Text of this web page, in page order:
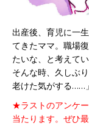
出産後、育児に一
てきたママ。職場
たいな、と考えて
そんな時、久しぶ
老けた気がする……
★ラストのアンケ
当たります。ぜひ